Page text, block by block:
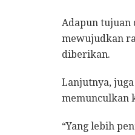
Adapun tujuan
mewujudkan
diberikan.
Lanjutnya,
memunculkan
“Yang lebih